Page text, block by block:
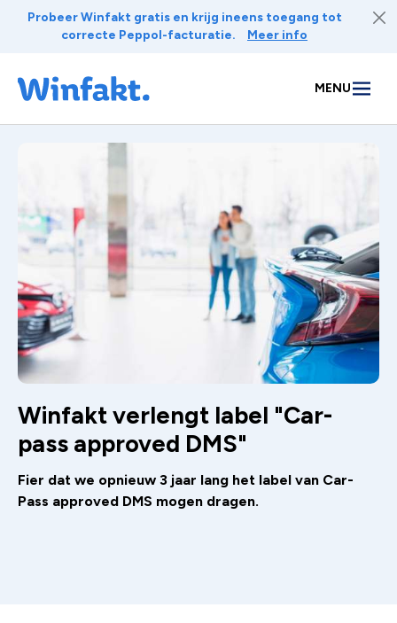
Naar inhoud
Probeer Winfakt gratis en krijg ineens toegang tot
correcte Peppol-facturatie.
Meer info
MENU
Winfakt verlengt label "Car-
pass approved DMS"
Fier dat we opnieuw 3 jaar lang het label van Car-
Pass approved DMS mogen dragen.